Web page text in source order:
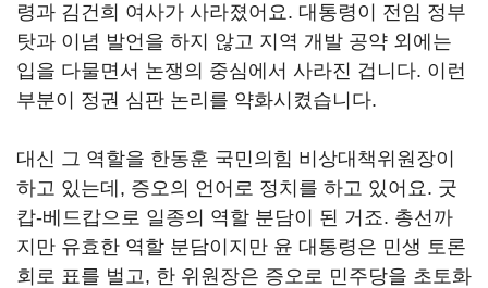
령과 김건희 여사가 사라졌어요. 대통령이 전임 정부
탓과 이념 발언을 하지 않고 지역 개발 공약 외에는
입을 다물면서 논쟁의 중심에서 사라진 겁니다. 이런
부분이 정권 심판 논리를 약화시켰습니다.
대신 그 역할을 한동훈 국민의힘 비상대책위원장이
하고 있는데, 증오의 언어로 정치를 하고 있어요. 굿
캅-베드캅으로 일종의 역할 분담이 된 거죠. 총선까
지만 유효한 역할 분담이지만 윤 대통령은 민생 토론
회로 표를 벌고, 한 위원장은 증오로 민주당을 초토화